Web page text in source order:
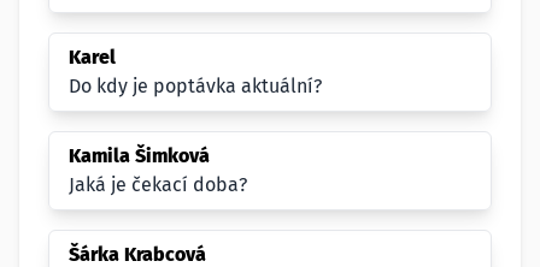
Karel
Do kdy je poptávka aktuální?
Kamila Šimková
Jaká je čekací doba?
Šárka Krabcová